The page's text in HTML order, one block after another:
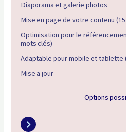
Diaporama et galerie photos
Mise en page de votre contenu
Optimisation pour le
mots clés)
Adaptable pour mobile et tablette
Mise a jour
Options